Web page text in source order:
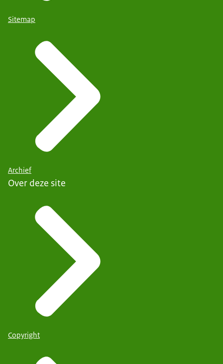
Sitemap
Archief
Over deze site
Copyright